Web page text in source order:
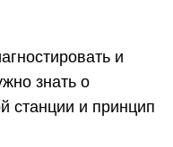
и
знать о
станции и принцип